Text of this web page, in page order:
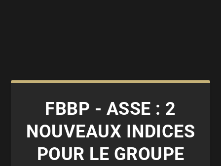
FBBP - ASSE : 2
NOUVEAUX INDICES
POUR LE GROUPE